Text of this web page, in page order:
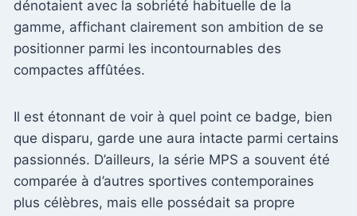
dénotaient avec la sobriété habituelle de la
gamme, affichant clairement son ambition de se
positionner parmi les incontournables des
compactes affûtées.
Il est étonnant de voir à quel point ce badge, bien
que disparu, garde une aura intacte parmi certains
passionnés. D’ailleurs, la série MPS a souvent été
comparée à d’autres sportives contemporaines
plus célèbres, mais elle possédait sa propre